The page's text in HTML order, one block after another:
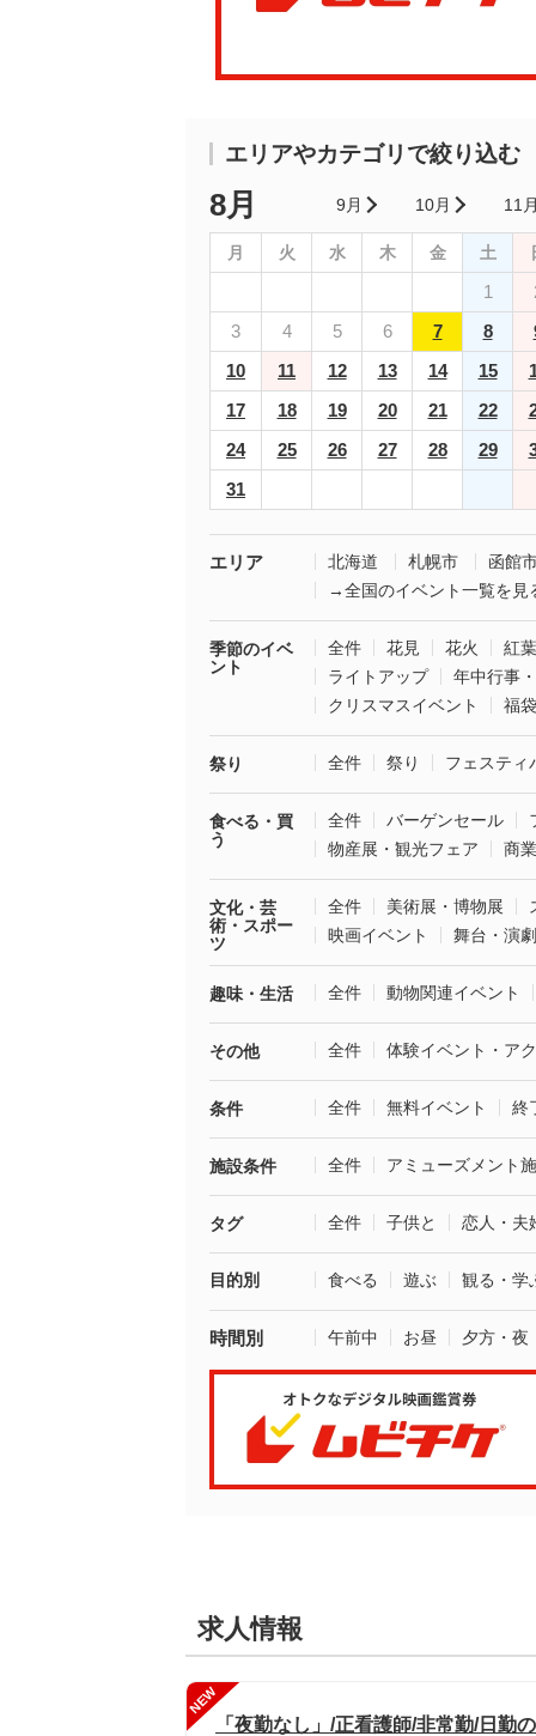
エリアやカテゴリで絞り込む
8月 9月 10月 11
月 火 水 木 金 土
1
3
4 5 6 7 8
10
11 12 13 14 15
17
18 19 20 21 22
24
25 26 27 28 29
31
エリア 北海道 札幌市
函館
→全国のイベント一覧を見
季節のイベ
ント
全件 花見 花火
紅葉
ライトアップ
年中行事
クリスマスイベント
福
祭り 全件 祭り フェスティ
食べる・買
う
全件 バーゲンセール
物産展・観光フェア
商
文化・芸
術・スポー
ツ
全件 美術展・博物展
映画イベント
舞台・演劇
趣味・生活 全件 動物関連イベント
その他 全件 体験イベント・ア
条件 全件 無料イベント 終
施設条件 全件 アミューズメント
タグ 全件 子供と 恋人・夫
目的別 食べる 遊ぶ 観る・学
時間別 午前中 お昼 夕方・夜
求人情報
NEW
「夜勤なし」/正看護師/非常勤/日勤